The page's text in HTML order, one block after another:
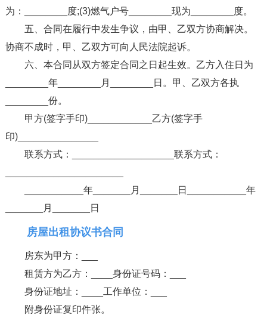
为：________度;(3)燃气户号________现为________度。
五、合同在履行中发生争议，由甲、乙双方协商解决。
协商不成时，甲、乙双方可向人民法院起诉。
六、本合同从双方签定合同之日起生效。乙方入住日为
________年________月________日。甲、乙双方各执
________份。
甲方(签字手印)____________乙方(签字手
印)_______________
联系方式：___________________联系方式：
___________年_______月_______日___________年
_______月_______日
房屋出租协议书合同
房东为甲方：___
租赁方为乙方：____身份证号码：___
身份证地址：____工作单位：___
附身份证复印件张。